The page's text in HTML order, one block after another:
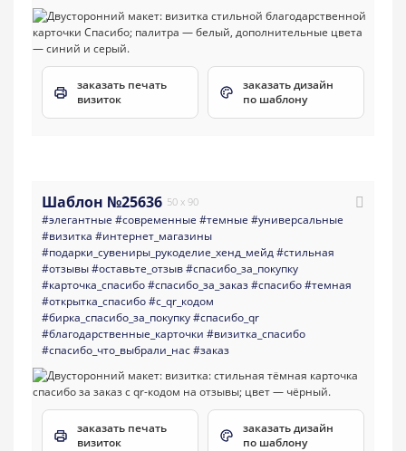
заказать печать
визиток
заказать дизайн
по шаблону
Шаблон №25636 50 x 90
#элегантные #современные #темные #универсальные
#визитка #интернет_магазины
#подарки_сувениры_рукоделие_хенд_мейд#стильная
#отзывы#оставьте_отзыв#спасибо_за_покупку
#карточка_спасибо#спасибо_за_заказ#спасибо#темная
#открытка_спасибо#с_qr_кодом
#бирка_спасибо_за_покупку#спасибо_qr
#благодарственные_карточки #визитка_спасибо
#спасибо_что_выбрали_нас#заказ
заказать печать
визиток
заказать дизайн
по шаблону